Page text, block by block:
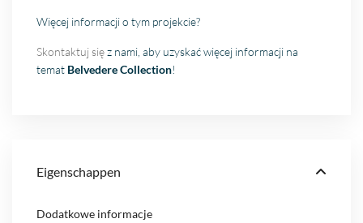
Więcej informacji o tym projekcie?
Skontaktuj sięz nami, aby uzyskać więcej informacji na
temat Belvedere Collection!
Eigenschappen
Dodatkowe informacje